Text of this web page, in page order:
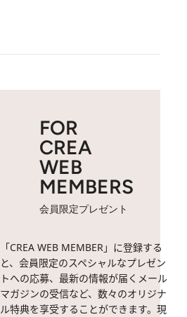
FOR
CREA
WEB
MEMBERS
会員限定プレゼント
「CREA WEB MEMBER」に登録する
と、会員限定のスペシャルなプレゼン
トへの応募、最新の情報が届くメール
マガジンの受信など、数々のオリジナ
ル特典を享受することができます。現